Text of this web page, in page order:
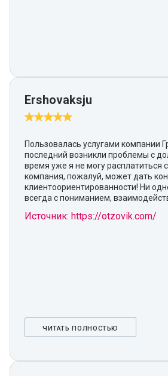
Ershovaksju
Пользовалась услугами компании
последний возникли проблемы с
время уже я не могу
компания, пожалуй, может дать
клиентоориентированности! Ни
всегда с пониманием,
Источник: https://otzovik.com/
ЧИТАТЬ ПОЛНОСТЬЮ